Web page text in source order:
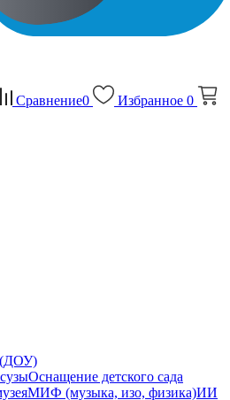
Сравнение0 Избранное 0
(ДОУ)
Оснащение детского сада
МИФ (музыка, изо, физика)ИИ